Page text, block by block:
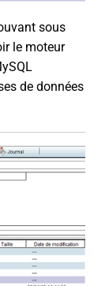
sous
le moteur
de données